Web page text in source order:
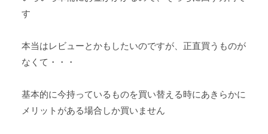
す
本当はレビューとかもしたいのですが、正直買うものが
なくて・・・
基本的に今持っているものを買い替える時にあきらかに
メリットがある場合しか買いません